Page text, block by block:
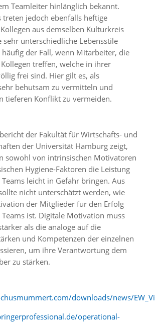
Teamleiter hinlänglich bekannt.
treten jedoch ebenfalls heftige
aus demselben Kulturkreis
sehr unterschiedliche Lebensstile
häufig der Fall, wenn Mitarbeiter, die
treffen, welche in ihrer
frei sind. Hier gilt es, als
behutsam zu vermitteln und
tieferen Konflikt zu vermeiden.
der Fakultät für Wirtschafts- und
der Universität Hamburg zeigt,
sowohl von intrinsischen Motivatoren
Hygiene-Faktoren die Leistung
leicht in Gefahr bringen. Aus
nicht unterschätzt werden, wie
der Mitglieder für den Erfolg
ist. Digitale Motivation muss
als die analoge auf die
und Kompetenzen der einzelnen
um ihre Verantwortung dem
zu stärken.
downloads/news/
operational-